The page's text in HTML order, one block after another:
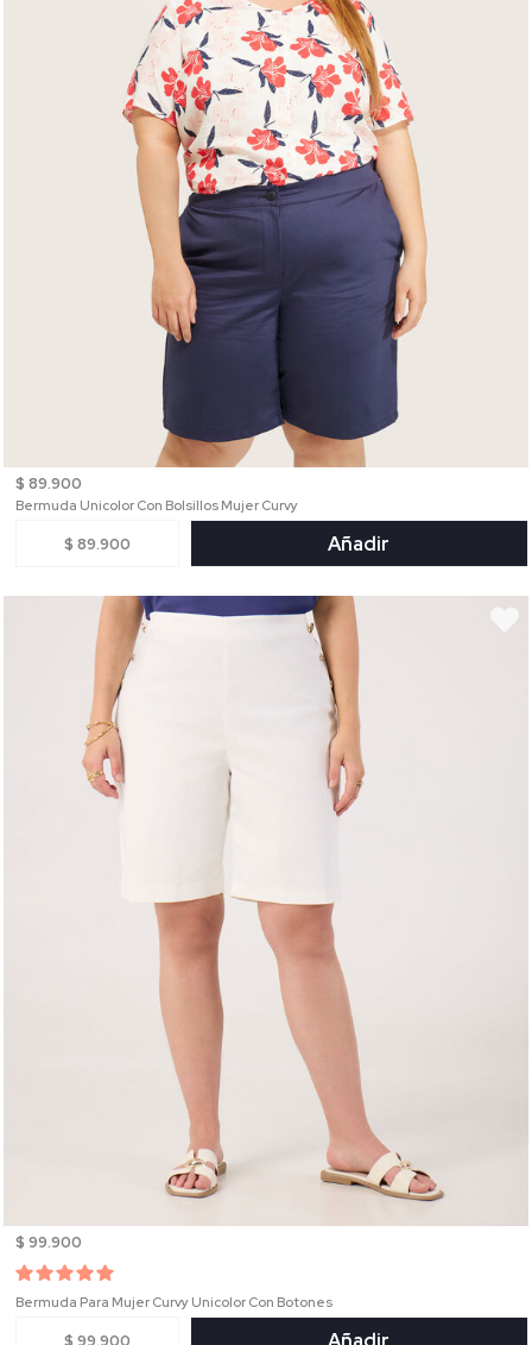
$ 89.900
Bermuda Unicolor Con Bolsillos Mujer Curvy
$ 89.900 Añadir
$ 99.900
Bermuda Para Mujer Curvy Unicolor Con Botones
$ 99.900